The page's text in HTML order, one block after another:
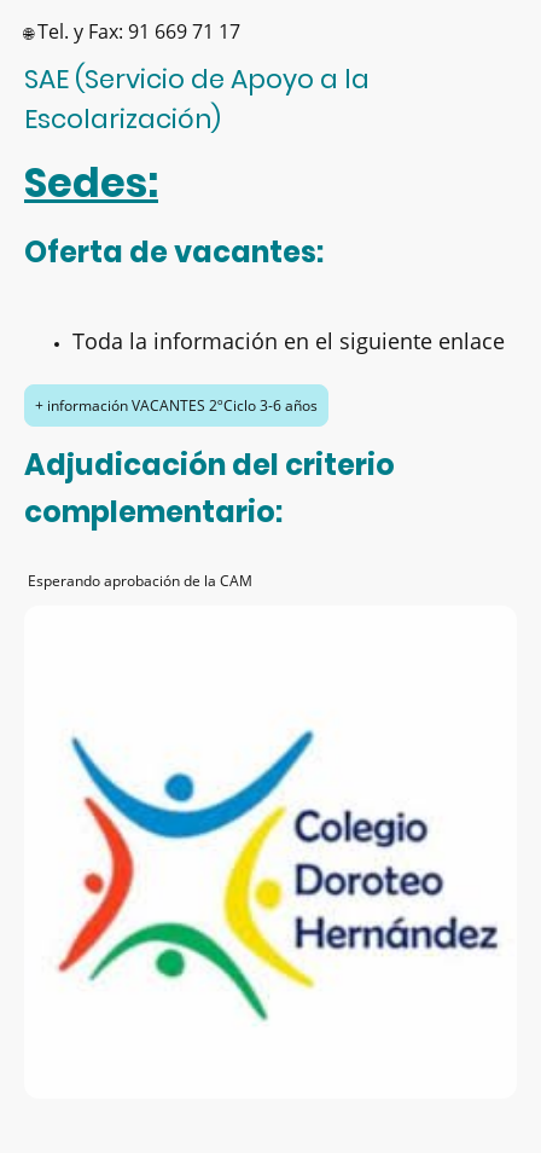
🌐Tel. y Fax: 91 669 71 17
SAE (Servicio de Apoyo a la
Escolarización)
Sedes:
Oferta de vacantes:
Toda la información en el siguiente enlace
+ información VACANTES 2ºCiclo 3-6 años
Adjudicación del criterio
complementario:
Esperando aprobación de la CAM